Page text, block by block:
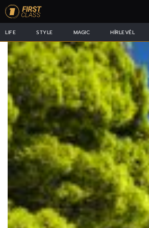
LIFE STYLE MAGIC HÍRLEVÉL